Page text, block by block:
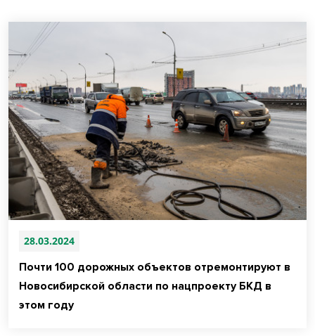
28.03.2024
Почти 100 дорожных объектов отремонтируют в
Новосибирской области по нацпроекту БКД в
этом году